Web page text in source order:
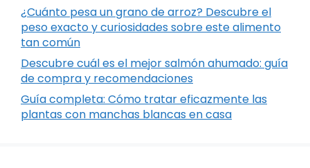
¿Cuánto pesa un grano de arroz? Descubre el
peso exacto y curiosidades sobre este alimento
tan común
Descubre cuál es el mejor salmón ahumado: guía
de compra y recomendaciones
Guía completa: Cómo tratar eficazmente las
plantas con manchas blancas en casa